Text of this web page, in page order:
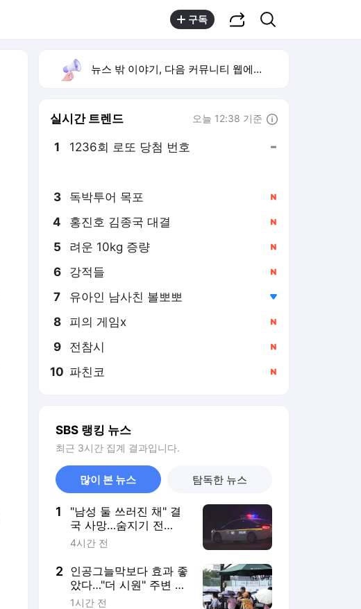
구독
뉴스 밖 이야기, 다음 커뮤니티 웹에서 보기
실시간 트렌드 오늘 12:38 기준
1 1236회 로또 당첨 번호
3 독박투어 목포
4 홍진호 김종국 대결
5 려운 10kg 증량
6 강적들
7 유아인 남사친 볼뽀뽀
8 피의 게임x
9 전참시
10 파친코
SBS 랭킹 뉴스
최근 3시간 집계 결과입니다.
많이 본 뉴스 탐독한 뉴스
1
"남성 둘 쓰러진 채" 결
국 사망…숨지기 전
SOS 보냈다
4시간 전
2 인공그늘막보다 효과 좋
았다…"더 시원" 주변 온
도도 뚝
1시간 전